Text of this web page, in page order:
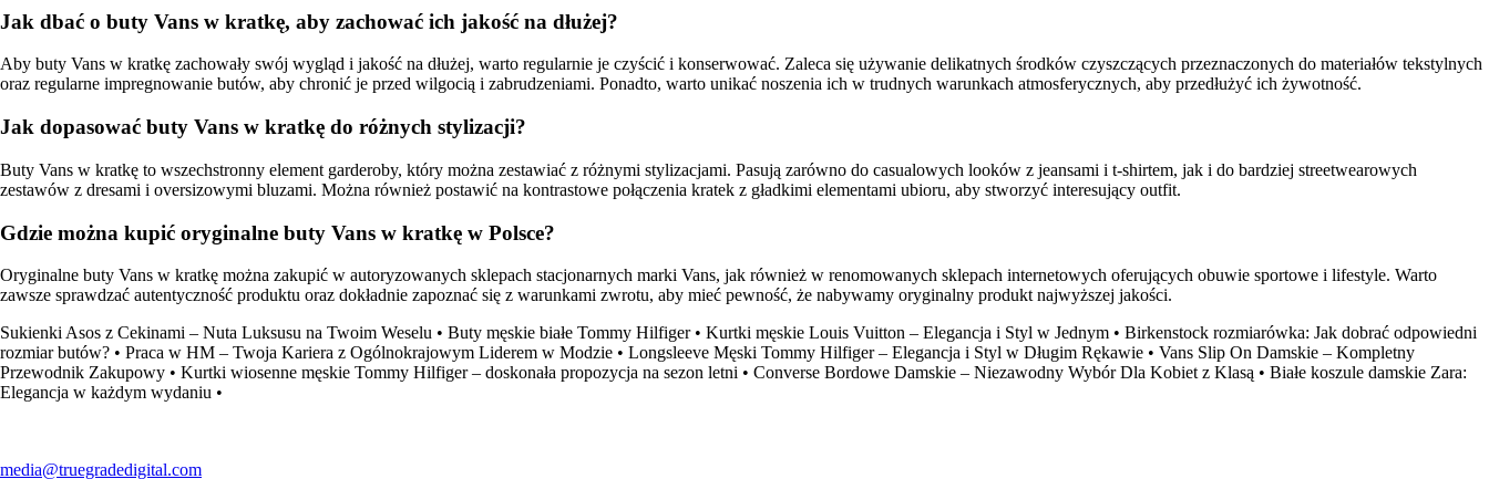
Jak dbać o buty Vans w kratkę, aby zachować ich jakość na dłużej?
Aby buty Vans w kratkę zachowały swój wygląd i jakość na dłużej, warto regularnie je czyścić i konserwować. Zaleca się używanie delikatnych środków czyszczących przeznaczonych do materiałów tekstylnych
oraz regularne impregnowanie butów, aby chronić je przed wilgocią i zabrudzeniami. Ponadto, warto unikać noszenia ich w trudnych warunkach atmosferycznych, aby przedłużyć ich żywotność.
Jak dopasować buty Vans w kratkę do różnych stylizacji?
Buty Vans w kratkę to wszechstronny element garderoby, który można zestawiać z różnymi stylizacjami. Pasują zarówno do casualowych looków z jeansami i t-shirtem, jak i do bardziej streetwearowych
zestawów z dresami i oversizowymi bluzami. Można również postawić na kontrastowe połączenia kratek z gładkimi elementami ubioru, aby stworzyć interesujący outfit.
Gdzie można kupić oryginalne buty Vans w kratkę w Polsce?
Oryginalne buty Vans w kratkę można zakupić w autoryzowanych sklepach stacjonarnych marki Vans, jak również w renomowanych sklepach internetowych oferujących obuwie sportowe i lifestyle. Warto
zawsze sprawdzać autentyczność produktu oraz dokładnie zapoznać się z warunkami zwrotu, aby mieć pewność, że nabywamy oryginalny produkt najwyższej jakości.
Sukienki Asos z Cekinami – Nuta Luksusu na Twoim Weselu • Buty męskie białe Tommy Hilfiger• Kurtki męskie Louis Vuitton – Elegancja i Styl w Jednym • Birkenstock rozmiarówka: Jak dobrać odpowiedni
rozmiar butów? • Praca w HM – Twoja Kariera z Ogólnokrajowym Liderem w Modzie • Longsleeve Męski Tommy Hilfiger – Elegancja i Styl w Długim Rękawie • Vans Slip On Damskie – Kompletny
Przewodnik Zakupowy • Kurtki wiosenne męskie Tommy Hilfiger – doskonała propozycja na sezon letni • Converse Bordowe Damskie – Niezawodny Wybór Dla Kobiet z Klasą • Białe koszule damskie Zara:
Elegancja w każdym wydaniu •
media@truegradedigital.com